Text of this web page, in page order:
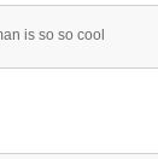
is so so cool